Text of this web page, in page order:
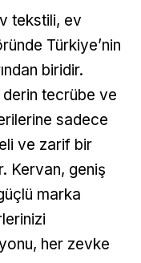
tekstili, ev
Türkiye’nin
biridir.
derin tecrübe ve
sadece
ve zarif bir
Kervan, geniş
marka
her zevke